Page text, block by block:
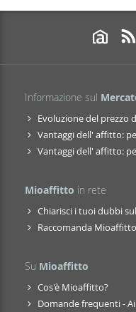
Informazione sul
Evoluzione del prezzo
Vantaggi dell' affitto:
Vantaggi dell' affitto:
Mioaffitto in rete
Chiarisci i tuoi dubbi
Raccomanda
Su Mioaffitto
Cos'è Mioaffitto?
Domande frequenti -